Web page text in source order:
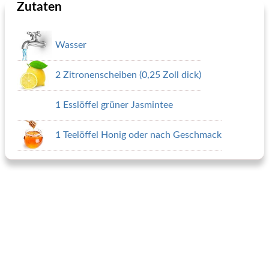
Zutaten
Wasser
2 Zitronenscheiben (0,25 Zoll dick)
1 Esslöffel grüner Jasmintee
1 Teelöffel Honig oder nach Geschmack